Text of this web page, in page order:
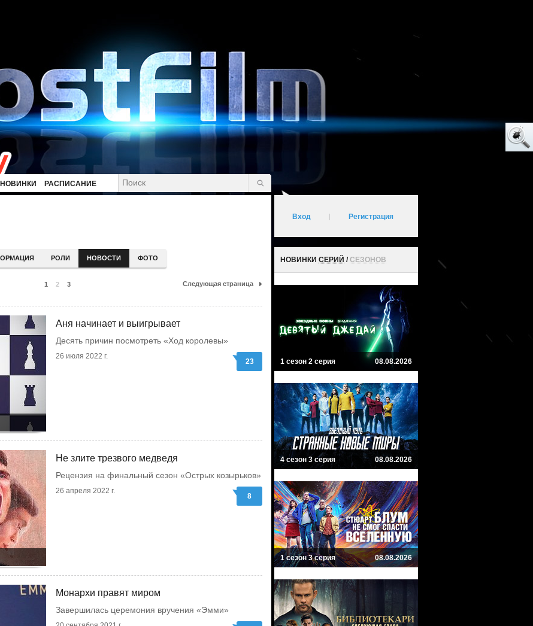
НОВИНКИ РАСПИСАНИЕ
РОЛИ НОВОСТИ ФОТО
1 2 3 Следующая страница
Аня начинает и выигрывает
Десять причин посмотреть «Ход королевы»
26 июля 2022 г.
23
Не злите трезвого медведя
Рецензия на финальный сезон «Острых козырьков»
26 апреля 2022 г.
8
Монархи правят миром
Завершилась церемония вручения «Эмми»
Вход Регистрация
НОВИНКИ СЕРИЙ /СЕЗОНОВ
1 сезон 2 серия 08.08.2026
4 сезон 3 серия 08.08.2026
1 сезон 3 серия 08.08.2026